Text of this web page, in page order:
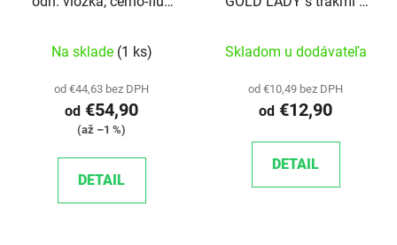
Na sklade (1 ks)
od €44,63 bez DPH
od €54,90
(až –1 %)
DETAIL
Skladom u dodávateľa
od €10,49 bez DPH
od €12,90
DETAIL